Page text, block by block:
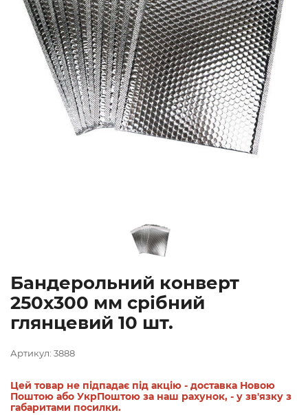
Бандерольний конверт
250х300 мм срібний
глянцевий 10 шт.
Артикул: 3888
Цей товар не підпадає під акцію - доставка Новою
Поштою або УкрПоштою за наш рахунок, - у зв'язку з
габаритами посилки.